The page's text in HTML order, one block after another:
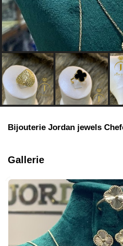
Bijouterie Jordan jewels
Gallerie